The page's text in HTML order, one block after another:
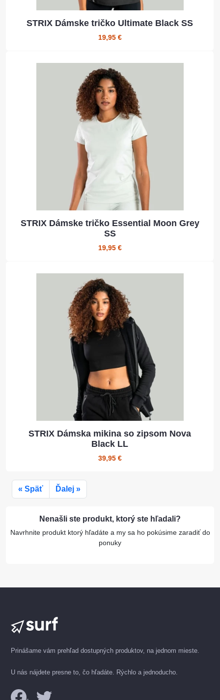
STRIX Dámske tričko Ultimate Black SS
19,95 €
STRIX Dámske tričko Essential Moon Grey
SS
19,95 €
STRIX Dámska mikina so zipsom Nova
Black LL
39,95 €
« Späť Ďalej »
Nenašli ste produkt, ktorý ste hľadali?
Navrhnite produkt ktorý hľadáte a my sa ho pokúsime zaradiť do
ponuky
Prinášame vám prehľad dostupných produktov, na jednom mieste.
U nás nájdete presne to, čo hľadáte. Rýchlo a jednoducho.